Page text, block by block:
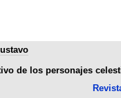
de los personajes